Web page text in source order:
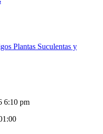
Plantas Suculentas y
6:10 pm